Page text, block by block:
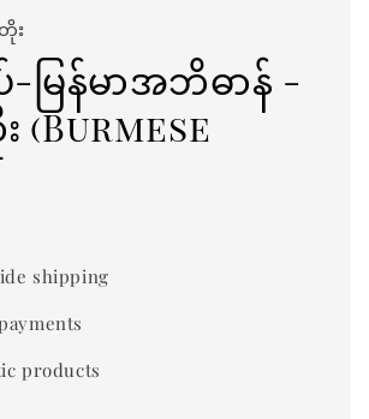
း
မြန်မာအဘိဓာန် -
shipping
products